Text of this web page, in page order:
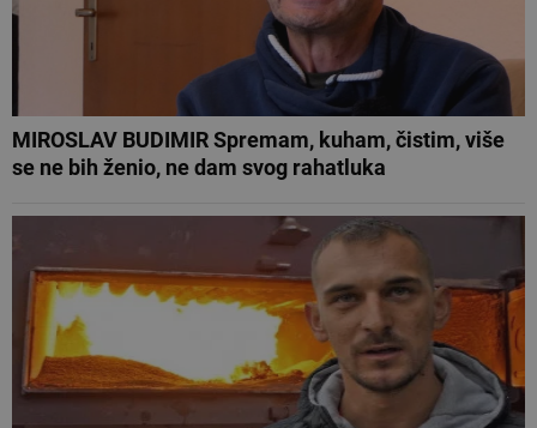
MIROSLAV BUDIMIR Spremam, kuham, čistim, više
se ne bih ženio, ne dam svog rahatluka